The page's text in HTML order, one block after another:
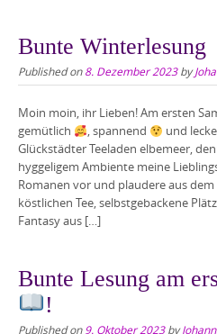
Bunte Winterlesung
Published on8. Dezember 2023by
Moin moin, ihr Lieben! Am ersten
gemütlich
, spannend und
Glückstädter Teeladen elbemeer,
hyggeligem Ambiente meine
Romanen vor und plaudere aus
köstlichen Tee, selbstgebackene
Fantasy aus […]
Bunte Lesung am
!
Published on 9. Oktober 2023by